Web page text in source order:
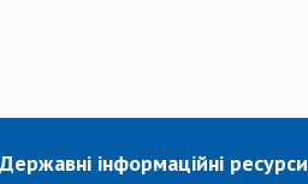
Державні інформаційні ресурси